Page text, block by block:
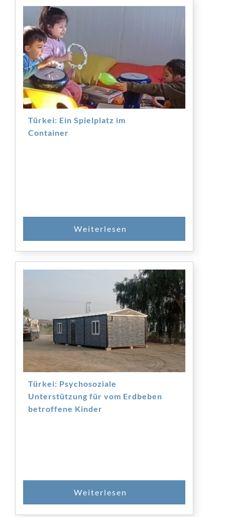
Türkei: Ein Spielplatz im
Container
Türkei: Psychosoziale
Unterstützung für vom Erdbeben
betroffene Kinder